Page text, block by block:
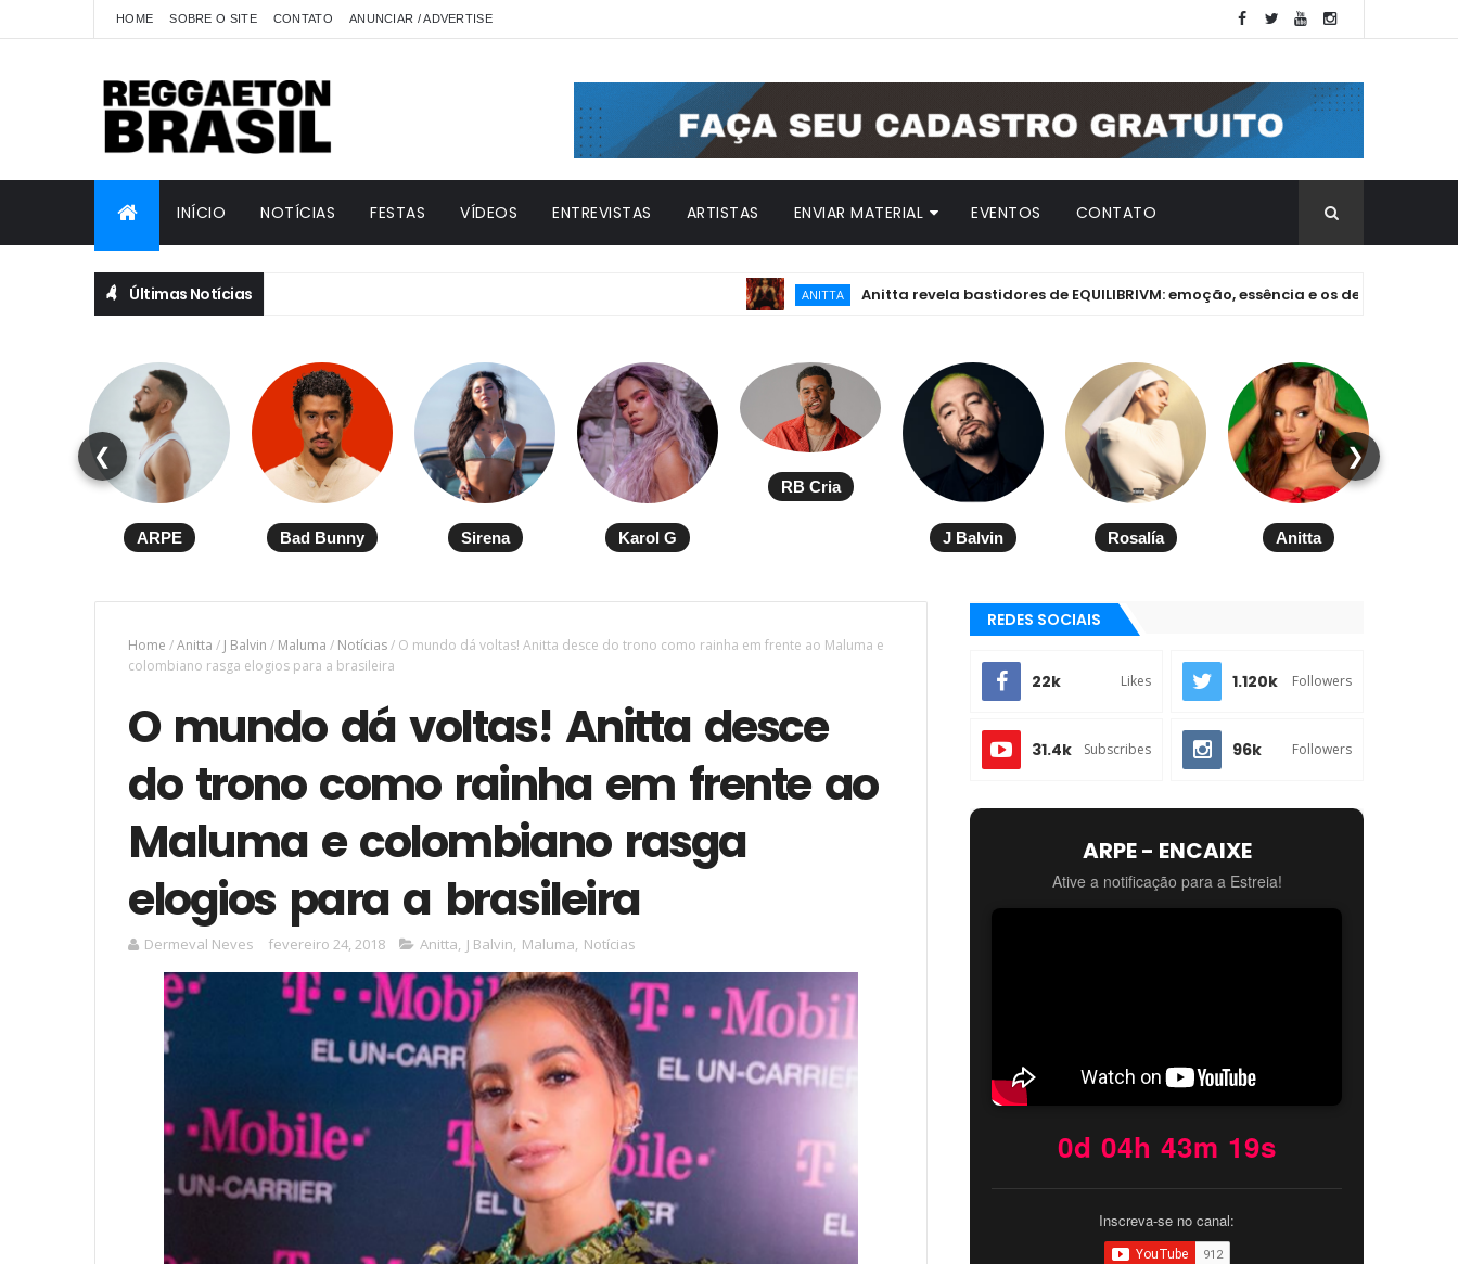
HOME SOBRE O SITE CONTATO ANUNCIAR / ADVERTISE
INÍCIO NOTÍCIAS FESTAS VÍDEOS ENTREVISTAS ARTISTAS ENVIAR MATERIAL EVENTOS CONTATO
Últimas Notícias ANITTA Anitta revela bastidores de EQUILIBRIVM: emoção, essência e os desafios de um
❮
ARPE Bad Bunny Sirena Karol G
RB Cria
J Balvin Rosalía Anitta
❯
Home /Anitta / J Balvin / Maluma / Notícias/ O mundo dá voltas! Anitta desce do trono como rainha em frente ao Maluma e
colombiano rasga elogios para a brasileira
O mundo dá voltas! Anitta desce
do trono como rainha em frente ao
Maluma e colombiano rasga
elogios para a brasileira
Dermeval Neves fevereiro 24, 2018 Anitta, J Balvin, Maluma, Notícias
REDES SOCIAIS
22k Likes 1.120k Followers
31.4k Subscribes 96k Followers
ARPE - ENCAIXE
Ative a notificação para a Estreia!
0d 04h 43m 18s
Inscreva-se no canal: